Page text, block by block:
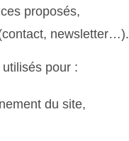
proposés,
newsletter…).
pour :
du site,